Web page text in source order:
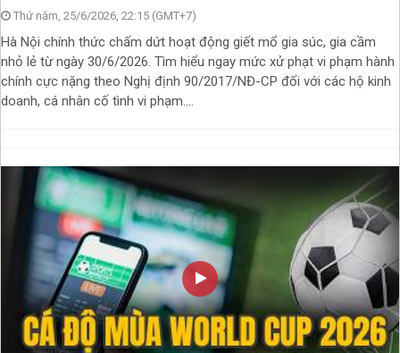
Thứ năm, 25/6/2026, 22:15 (GMT+7)
Hà Nội chính thức chấm dứt hoạt động giết mổ gia súc, gia cầm
nhỏ lẻ từ ngày 30/6/2026. Tìm hiểu ngay mức xử phạt vi phạm hành
chính cực nặng theo Nghị định 90/2017/NĐ-CP đối với các hộ kinh
doanh, cá nhân cố tình vi phạm....